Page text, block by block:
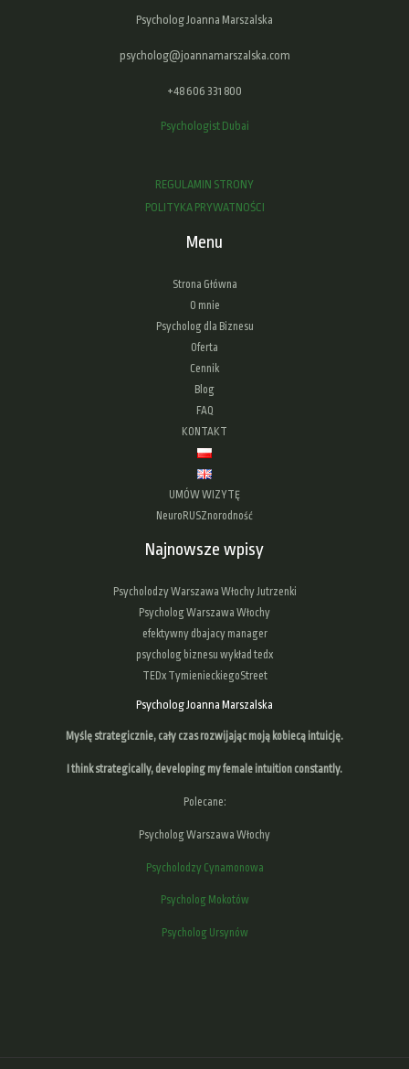
Psycholog Joanna Marszalska
psycholog@joannamarszalska.com
+48 606 331 800
Psychologist Dubai
REGULAMIN STRONY
POLITYKA PRYWATNOŚCI
Menu
Strona Główna
O mnie
Psycholog dla Biznesu
Oferta
Cennik
Blog
FAQ
KONTAKT
UMÓW WIZYTĘ
NeuroRUSZnorodność
Najnowsze wpisy
Psycholodzy Warszawa Włochy Jutrzenki
Psycholog Warszawa Włochy
efektywny dbajacy manager
psycholog biznesu wykład tedx
TEDx TymienieckiegoStreet
Psycholog Joanna Marszalska
Myślę strategicznie, cały czas rozwijając moją kobiecą intuicję.
I think strategically, developing my female intuition constantly.
Polecane:
Psycholog Warszawa Włochy
Psycholodzy Cynamonowa
Psycholog Mokotów
Psycholog Ursynów